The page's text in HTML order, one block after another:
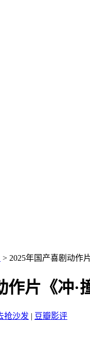
> 2025年国产喜剧动作
作片《冲
抢沙发 | 豆瓣影评